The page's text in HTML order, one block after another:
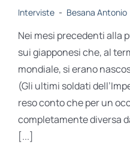
Interviste - Besana Antonio
Nei mesi precedenti alla
sui giapponesi che, al
mondiale, si erano
(Gli ultimi soldati
reso conto che per un
completamente diversa
[...]